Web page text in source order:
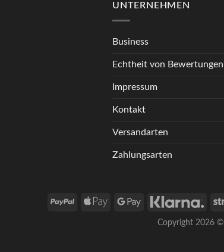
UNTERNEHMEN
Business
Echtheit von Bewertungen
Impressum
Kontakt
Versandarten
Zahlungsarten
Copyright 2026 ©